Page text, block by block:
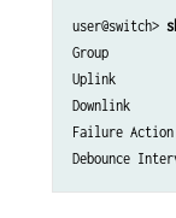
user@switch>
Group
Uplink
Downlink
Failure
Debounce